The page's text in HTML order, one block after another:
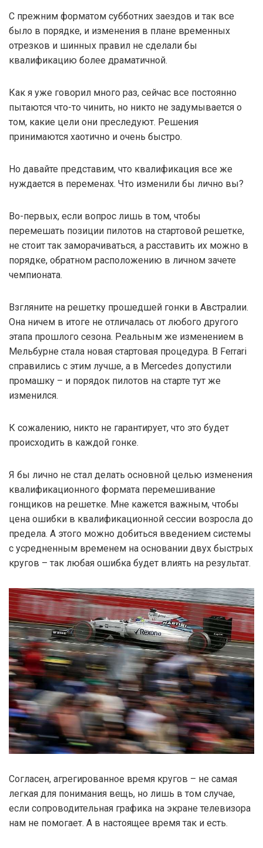
С прежним форматом субботних заездов и так все
было в порядке, и изменения в плане временных
отрезков и шинных правил не сделали бы
квалификацию более драматичной.
Как я уже говорил много раз, сейчас все постоянно
пытаются что-то чинить, но никто не задумывается о
том, какие цели они преследуют. Решения
принимаются хаотично и очень быстро.
Но давайте представим, что квалификация все же
нуждается в переменах. Что изменили бы лично вы?
Во-первых, если вопрос лишь в том, чтобы
перемешать позиции пилотов на стартовой решетке,
не стоит так заморачиваться, а расставить их можно в
порядке, обратном расположению в личном зачете
чемпионата.
Взгляните на решетку прошедшей гонки в Австралии.
Она ничем в итоге не отличалась от любого другого
этапа прошлого сезона. Реальным же изменением в
Мельбурне стала новая стартовая процедура. В Ferrari
справились с этим лучше, а в Mercedes допустили
промашку – и порядок пилотов на старте тут же
изменился.
К сожалению, никто не гарантирует, что это будет
происходить в каждой гонке.
Я бы лично не стал делать основной целью изменения
квалификационного формата перемешивание
гонщиков на решетке. Мне кажется важным, чтобы
цена ошибки в квалификационной сессии возросла до
предела. А этого можно добиться введением системы
с усредненным временем на основании двух быстрых
кругов – так любая ошибка будет влиять на результат.
Согласен, агрегированное время кругов – не самая
легкая для понимания вещь, но лишь в том случае,
если сопроводительная графика на экране телевизора
нам не помогает. А в настоящее время так и есть.